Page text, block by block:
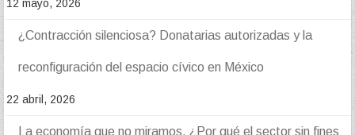
12 mayo, 2026
¿Contracción silenciosa? Donatarias autorizadas y la
reconfiguración del espacio cívico en México
22 abril, 2026
La economía que no miramos. ¿Por qué el sector sin fines